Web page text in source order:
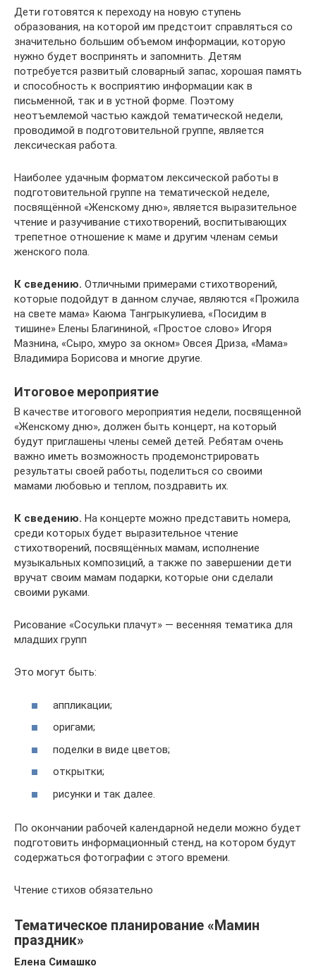
Дети готовятся к переходу на новую ступень
образования, на которой им предстоит справляться со
значительно большим объемом информации, которую
нужно будет воспринять и запомнить. Детям
потребуется развитый словарный запас, хорошая память
и способность к восприятию информации как в
письменной, так и в устной форме. Поэтому
неотъемлемой частью каждой тематической недели,
проводимой в подготовительной группе, является
лексическая работа.
Наиболее удачным форматом лексической работы в
подготовительной группе на тематической неделе,
посвящённой «Женскому дню», является выразительное
чтение и разучивание стихотворений, воспитывающих
трепетное отношение к маме и другим членам семьи
женского пола.
К сведению. Отличными примерами стихотворений,
которые подойдут в данном случае, являются «Прожила
на свете мама» Каюма Тангрыкулиева, «Посидим в
тишине» Елены Благининой, «Простое слово» Игоря
Мазнина, «Сыро, хмуро за окном» Овсея Дриза, «Мама»
Владимира Борисова и многие другие.
Итоговое мероприятие
В качестве итогового мероприятия недели, посвященной
«Женскому дню», должен быть концерт, на который
будут приглашены члены семей детей. Ребятам очень
важно иметь возможность продемонстрировать
результаты своей работы, поделиться со своими
мамами любовью и теплом, поздравить их.
К сведению. На концерте можно представить номера,
среди которых будет выразительное чтение
стихотворений, посвящённых мамам, исполнение
музыкальных композиций, а также по завершении дети
вручат своим мамам подарки, которые они сделали
своими руками.
Рисование «Сосульки плачут» — весенняя тематика для
младших групп
Это могут быть:
аппликации;
оригами;
поделки в виде цветов;
открытки;
рисунки и так далее.
По окончании рабочей календарной недели можно будет
подготовить информационный стенд, на котором будут
содержаться фотографии с этого времени.
Чтение стихов обязательно
Тематическое планирование «Мамин
праздник»
Елена Симашко